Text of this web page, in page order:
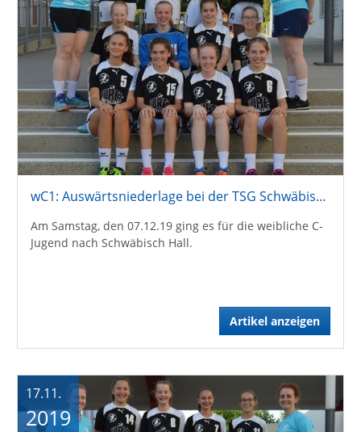
wC1: Auswärtsniederlage bei der TSG Schwäbisch Hall
Am Samstag, den 07.12.19 ging es für die weibliche C-
Jugend nach Schwäbisch Hall.
Artikel anzeigen
17.11.
2019